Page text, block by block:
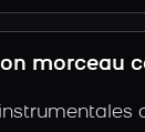
morceau